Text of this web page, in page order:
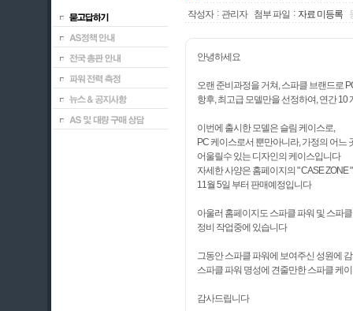
작성자 : 관리자 첨부 파일 : 자료 미등록
안녕하세요
오랜 준비과정을 거쳐, 스파클 브랜드로
항후, 최고급 모델만을 선정하여, 연간 10
이번에 출시한 모델은 슬림 케이스로,
PC 케이스로서 뿐만아니라, 가정의 어느
어울릴수 있는 디자인의 케이스입니다
자세한 사양은 홈페이지의 " CASE
11월 5일 부터 판매예정입니다
아울러 홈페이지도 스파클 파워 및 스파
정비 작업중에 있습니다
그동안 스파클 파워에 보여주신 성원에
스파클 파워 명성에 견줄만한 스파클 케
감사드립니다